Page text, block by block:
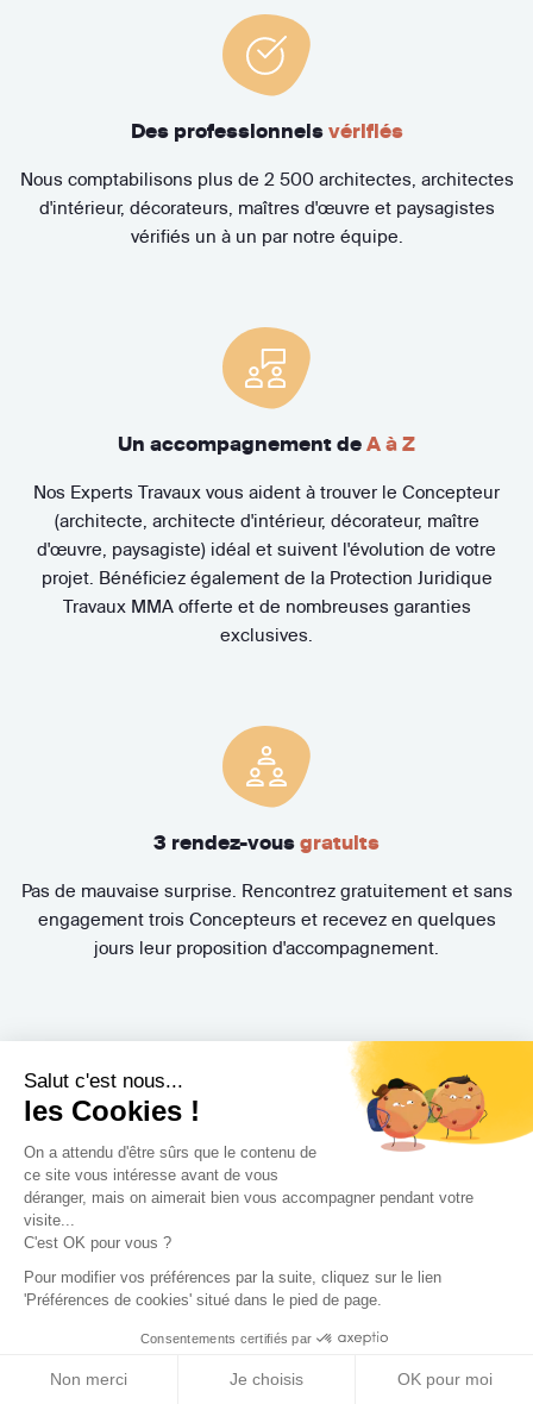
Salut c'est nous...
les Cookies !
On a attendu d'être sûrs que le contenu de
ce site vous intéresse avant de vous
déranger, mais on aimerait bien vous accompagner pendant votre
visite...
C'est OK pour vous ?
Pour modifier vos préférences par la suite, cliquez sur le lien
'Préférences de cookies' situé dans le pied de page.
Consentements certifiés par
Non merci Je choisis OK pour moi
Des professionnels vérifiés
Nous comptabilisons plus de 2 500 architectes, architectes
d'intérieur, décorateurs, maîtres d'œuvre et paysagistes
vérifiés un à un par notre équipe.
Un accompagnement de A à Z
Nos Experts Travaux vous aident à trouver le Concepteur
(architecte, architecte d'intérieur, décorateur, maître
d'œuvre, paysagiste) idéal et suivent l'évolution de votre
projet. Bénéficiez également de la Protection Juridique
Travaux MMA offerte et de nombreuses garanties
exclusives.
3 rendez-vous gratuits
Pas de mauvaise surprise. Rencontrez gratuitement et sans
engagement trois Concepteurs et recevez en quelques
jours leur proposition d'accompagnement.
Trouvez le professionnel
le plus adapté à votre
projet !